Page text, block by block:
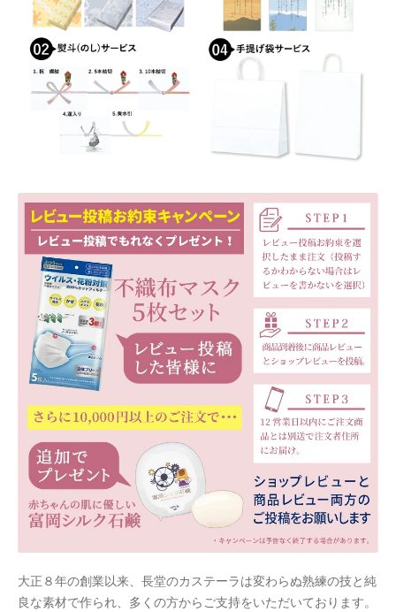
店舗管理
成人の日特集
敬老の日特集
新春・初売り特集
春の新生活応援
春服ファッション特集
母の日特集
父の日特集
特定商取引法に基づく表記
秋服ファッション特集
大正８年の創業以来、長堂のカステーラは変わらぬ熟練の技と純
良な素材で作られ、多くの方からご支持をいただいております。